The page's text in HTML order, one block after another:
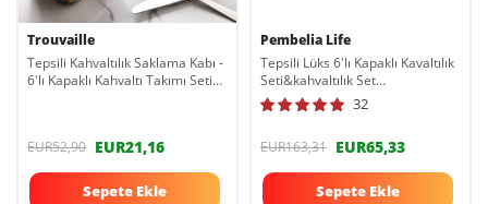
Trouvaille
Tepsili Kahvaltılık Saklama Kabı -
6'lı Kapaklı Kahvaltı Takımı Seti
EUR52,90 EUR21,16
Sepete Ekle
Pembelia Life
Tepsili Lüks 6'lı Kapaklı Kavaltılık
Seti&kahvaltılık Set
090918020905132
EUR163,31 EUR65,33
Sepete Ekle